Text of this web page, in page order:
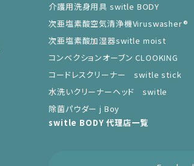
介護用洗身用具 switle BODY
次亜塩素酸空気清浄機Viruswasher®︎
次亜塩素酸加湿器switle moist
コンベクションオーブン CLOOKING
コードレスクリーナー switle stick
水洗いクリーナーヘッド switle
除菌パウダー j Boy
switle BODY 代理店一覧